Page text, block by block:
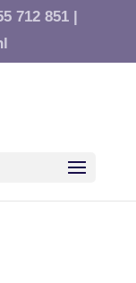
712 851 |